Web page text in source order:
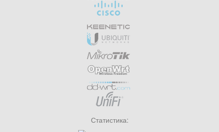
Статистика: